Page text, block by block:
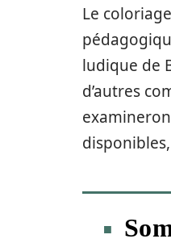
Le
ludique de
d’autres